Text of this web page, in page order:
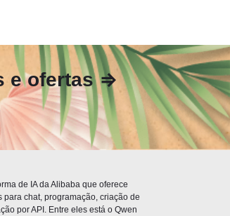
e ofertas ⇒
de IA da Alibaba que oferece
para chat, programação, criação de
por API. Entre eles está o Qwen